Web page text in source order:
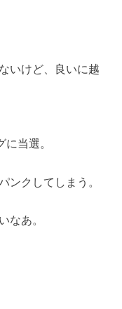
いけど、良いに越
当選。
ンクしてしまう。
なあ。